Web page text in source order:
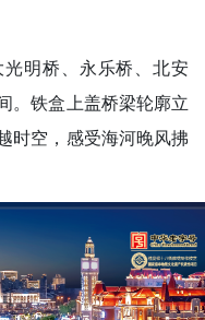
明桥、永乐桥、北安
。铁盒上盖桥梁轮廓立
时空，感受海河晚风拂